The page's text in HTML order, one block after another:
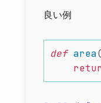
良い例
def area(